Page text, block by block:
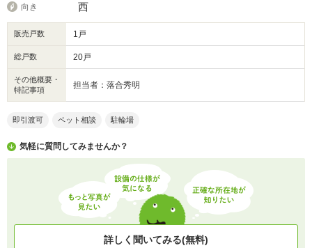
向き 西
販売戸数 1戸
総戸数 20戸
その他概要・
特記事項
担当者：落合秀明
即引渡可 ペット相談 駐輪場
気軽に質問してみませんか？
詳しく聞いてみる(無料)